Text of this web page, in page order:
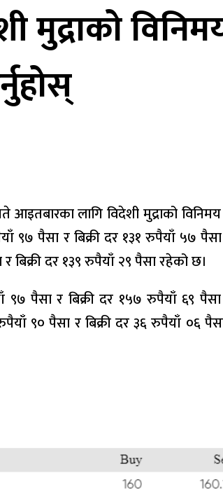
मुद्राको
लागि विदेशी मुद्राको
९७ पैसा र बिक्री दर १३१ रुपैयाँ ५७
दर १३९ रुपैयाँ २९ पैसा रहेको छ।
पैसा र बिक्री दर १५७ रुपैयाँ ६९
९० पैसा र बिक्री दर ३६ रुपैयाँ ०६ पैसा